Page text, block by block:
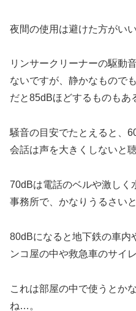
夜間の使用は避けた方がい
リンサークリーナーの駆動
ないですが、静かなもので
だと85dBほどするものもあ
騒音の目安でたとえると、
会話は声を大きくしないと
70dBは電話のベルや激しく
事務所で、かなりうるさい
80dBになると地下鉄の車内
ンコ屋の中や救急車のサイ
これは部屋の中で使うとか
ね…。